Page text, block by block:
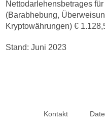
Nettodarlehensbetrages
(Barabhebung,
Kryptowährungen) €
Stand: Juni 2023
Kontakt